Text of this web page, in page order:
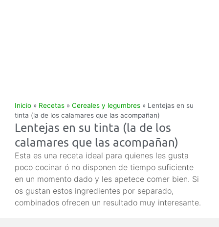
Inicio » Recetas » Cereales y legumbres » Lentejas en su
tinta (la de los calamares que las acompañan)
Lentejas en su tinta (la de los
calamares que las acompañan)
Esta es una receta ideal para quienes les gusta
poco cocinar ó no disponen de tiempo suficiente
en un momento dado y les apetece comer bien. Si
os gustan estos ingredientes por separado,
combinados ofrecen un resultado muy interesante.